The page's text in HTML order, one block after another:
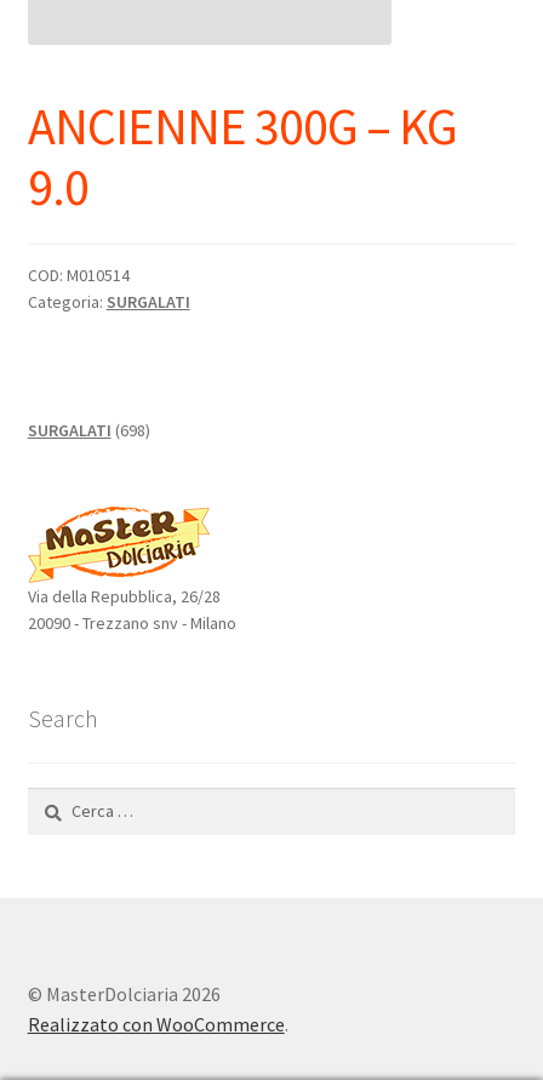
ANCIENNE 300G – KG
9.0
COD: M010514
Categoria: SURGALATI
SURGALATI 698698
Via della Repubblica, 26/28
20090 - Trezzano snv - Milano
Search
© MasterDolciaria 2026
Realizzato con WooCommerce.